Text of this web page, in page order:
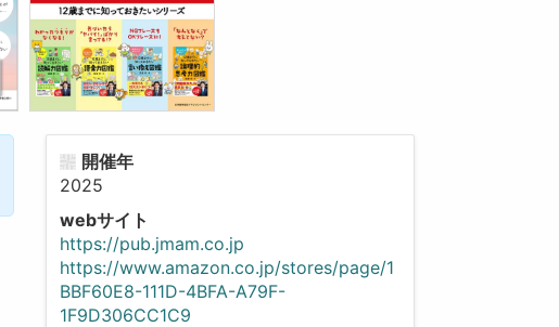
開催年
2025
webサイト
https://pub.jmam.co.jp
https://www.amazon.co.jp/stores/page/1
BBF60E8-111D-4BFA-A79F-
1F9D306CC1C9